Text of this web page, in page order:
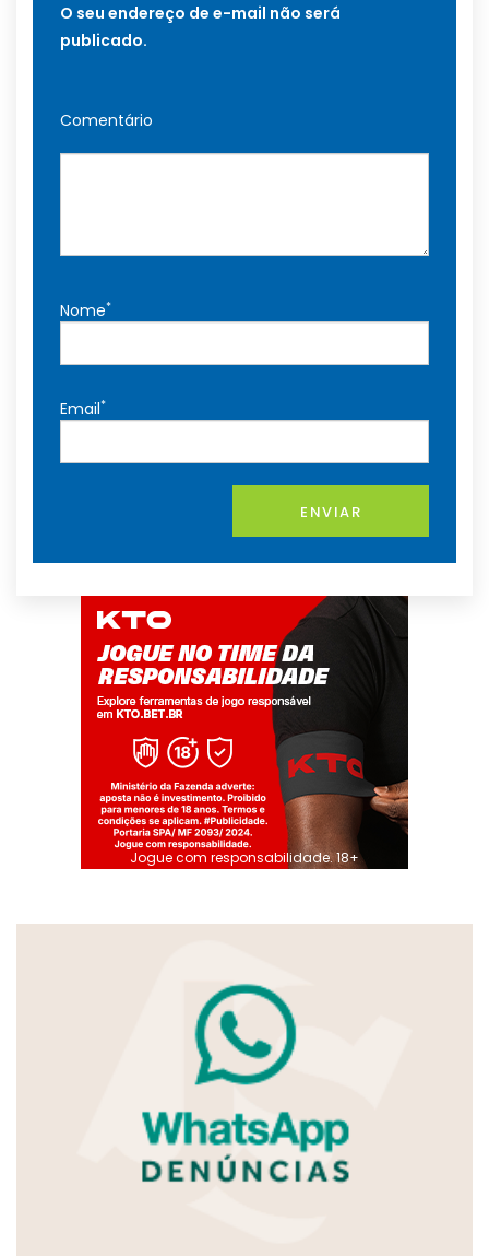
O seu endereço de e-mail não será
publicado.
Comentário
Nome*
Email*
ENVIAR
Jogue com responsabilidade. 18+